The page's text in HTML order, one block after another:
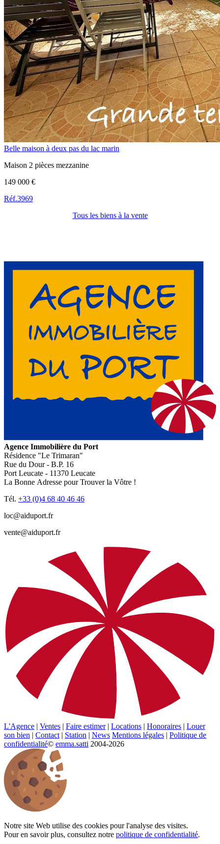
Belle maison à deux pas du lac marin
Maison 2 pièces mezzanine
149 000 €
Réf.3969
Tous les biens à la vente
Agence Immobilière du Port
Résidence "Le Trimaran"
Rue du Dour - B.P. 16
Port Leucate - 11370 Leucate
La Bonne Adresse pour Trouver la Vôtre !
Tél. +33 (0)4 68 40 46 46
loc@aiduport.fr
vente@aiduport.fr
L'Agence Ventes Faire estimer| Locations Honoraires
Louer
son bien
Contact| Station News Mentions légales
Politique de
confidentialité© emma.satti 2004-2026
Notre site Web utilise des cookies pour l'analyse des visites.
Pour en savoir plus, consultez notre politique de confidentialité.